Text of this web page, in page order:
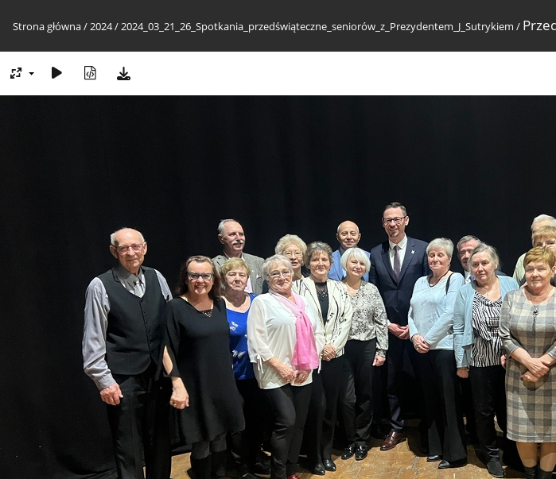
Strona główna/2024/2024_03_21_26_Spotkania_przedświąteczne_seniorów_z_Prezydentem_J_Sutrykiem /